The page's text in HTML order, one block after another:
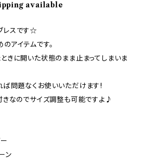
available
レスです☆
アイテムです。
きに開いた状態のまま止まってしまいま
ば問題なくお使いいただけます!
なのでサイズ調整も可能ですよ♪
ン